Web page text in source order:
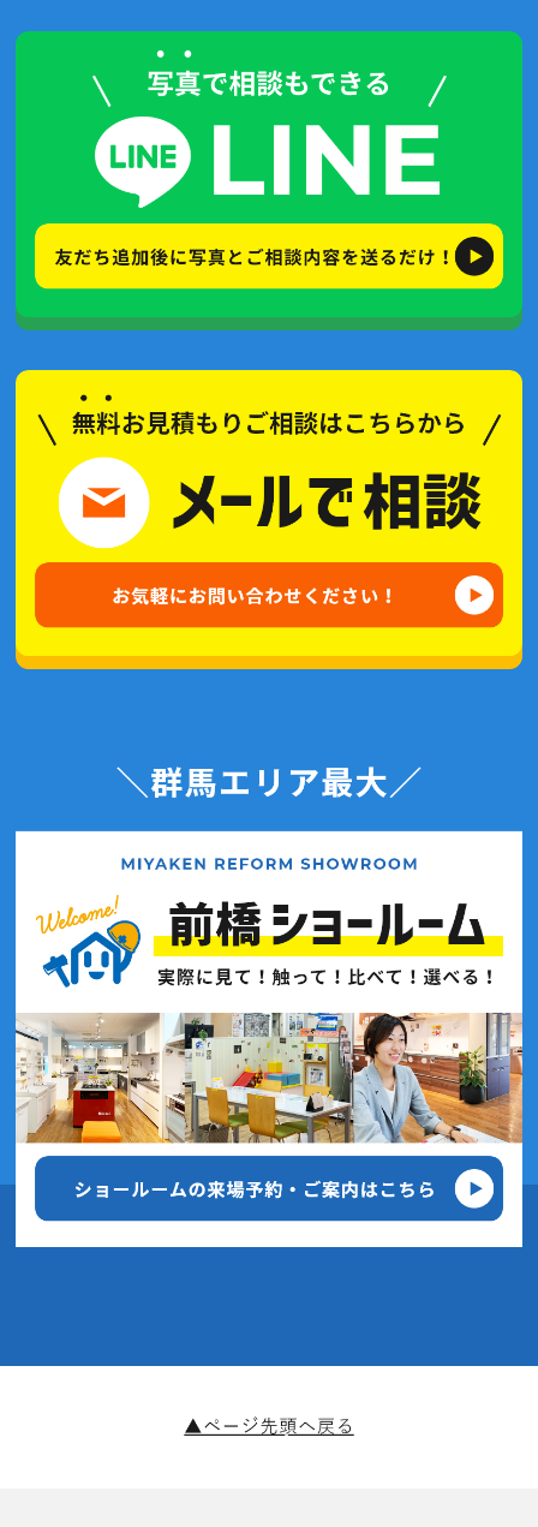
2023年9月(5記事)
2023年3月(1記事)
2022年6月(1記事)
2021年11月(4記事)
2021年7月(4記事)
2021年5月(2記事)
2021年4月(2記事)
2021年3月(2記事)
2021年2月(3記事)
2021年1月(2記事)
2020年11月(4記事)
2020年10月(7記事)
2020年9月(7記事)
2020年7月(7記事)
2020年6月(7記事)
2020年5月(3記事)